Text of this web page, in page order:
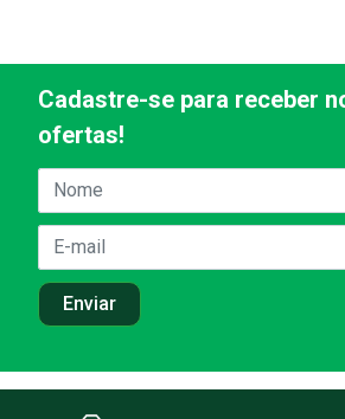
Cadastre-se para receber
ofertas!